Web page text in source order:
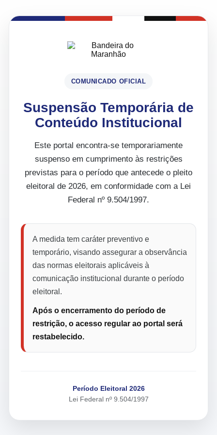
COMUNICADO OFICIAL
Suspensão Temporária de
Conteúdo Institucional
Este portal encontra-se temporariamente
suspenso em cumprimento às restrições
previstas para o período que antecede o pleito
eleitoral de 2026, em conformidade com a Lei
Federal nº 9.504/1997.
A medida tem caráter preventivo e
temporário, visando assegurar a observância
das normas eleitorais aplicáveis à
comunicação institucional durante o período
eleitoral.
Após o encerramento do período de
restrição, o acesso regular ao portal será
restabelecido.
Período Eleitoral 2026
Lei Federal nº 9.504/1997